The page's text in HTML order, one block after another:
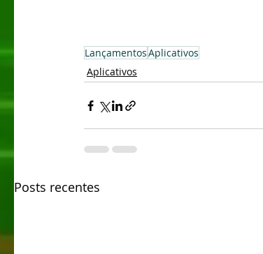
LançamentosAplicativos
Aplicativos
Posts recentes